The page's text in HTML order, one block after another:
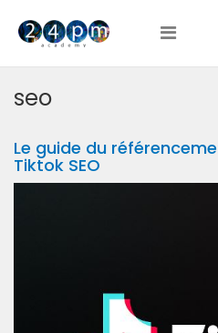
seo
Le guide du
Tiktok SEO